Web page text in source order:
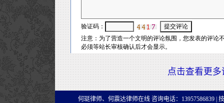
点击查看更多
何珽律师、何震达律师在线 咨询电话：13957586839 |